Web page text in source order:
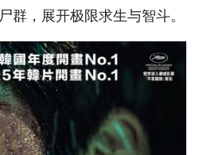
群，展开极限求生与智斗。